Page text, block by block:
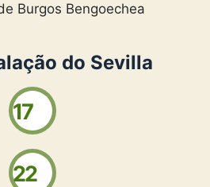
Burgos Bengoechea
do Sevilla
17
22